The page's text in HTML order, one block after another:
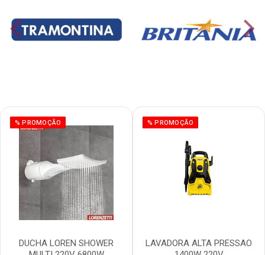
% PROMOÇÃO
DUCHA LOREN SHOWER
% PROMOÇÃO
LAVADORA ALTA PRESSAO